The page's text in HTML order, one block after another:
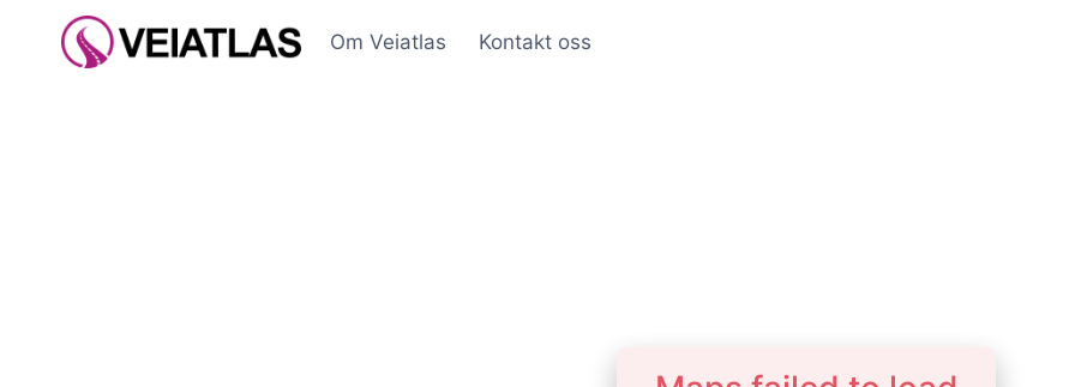
Om Veiatlas Kontakt oss